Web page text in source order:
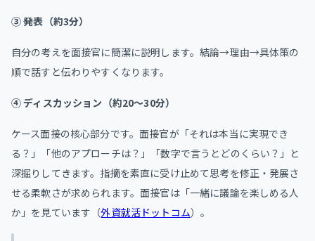
③ 発表（約3分）
自分の考えを面接官に簡潔に説明します。結論→理由→具体策の
順で話すと伝わりやすくなります。
④ ディスカッション（約20〜30分）
ケース面接の核心部分です。面接官が「それは本当に実現でき
る？」「他のアプローチは？」「数字で言うとどのくらい？」と
深掘りしてきます。指摘を素直に受け止めて思考を修正・発展さ
せる柔軟さが求められます。面接官は「一緒に議論を楽しめる人
か」を見ています（外資就活ドットコム）。